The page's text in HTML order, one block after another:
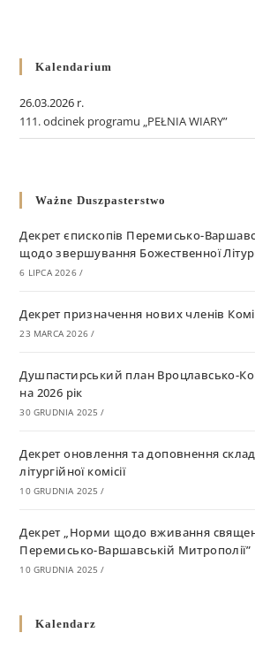
Kalendarium
26.03.2026 r.
111. odcinek programu „PEŁNIA WIARY”
Ważne Duszpasterstwo
Декрет єпископів Перемисько-
щодо звершування Божественної
6 LIPCA 2026 /
Декрет призначення нових членів
23 MARCA 2026 /
Душпастирський план Вроцлавсько-
на 2026 рік
30 GRUDNIA 2025 /
Декрет оновлення та доповнення
літургійної комісії
10 GRUDNIA 2025 /
Декрет „Норми щодо вживання
Перемисько-Варшавській Митрополії”
10 GRUDNIA 2025 /
григоріанським календарем
Kalendarz